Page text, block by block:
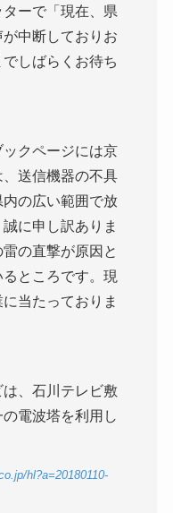
ーで「現在、県
中断しておりお
しばらくお待ち
クページには京
送信機器の不具
の広い範囲で放
に申し訳ありま
の直撃が原因と
ところです。現
当たっておりま
、石川テレビ敷
電波塔を利用し
hl?a=20180110-